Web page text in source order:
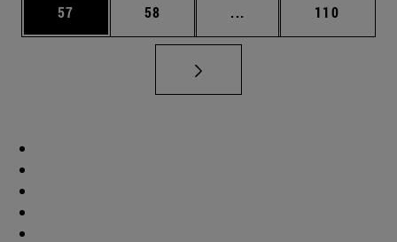
Página
57 Página
58 ... Páginas intermedias
Página
110